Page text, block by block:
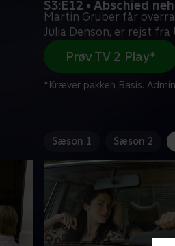
S3:E12 • Abschied
Martin Gruber får
Julia Denson, er rejst
Prøv TV 2 Play*
*Kræver pakken Basis.
Sæson 1 Sæson 2